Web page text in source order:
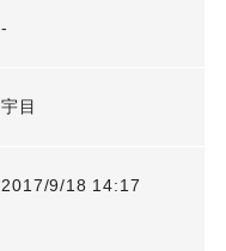
-
宇目
2017/9/18 14:17